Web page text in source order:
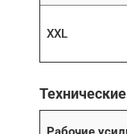
XXL